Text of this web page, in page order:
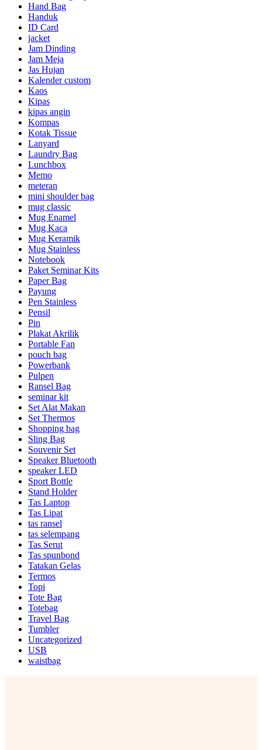
Hand Bag
Handuk
ID Card
jacket
Jam Dinding
Jam Meja
Jas Hujan
Kalender custom
Kaos
Kipas
kipas angin
Kompas
Kotak Tissue
Lanyard
Laundry Bag
Lunchbox
Memo
meteran
mini shoulder bag
mug classic
Mug Enamel
Mug Kaca
Mug Keramik
Mug Stainless
Notebook
Paket Seminar Kits
Paper Bag
Payung
Pen Stainless
Pensil
Pin
Plakat Akrilik
Portable Fan
pouch bag
Powerbank
Pulpen
Ransel Bag
seminar kit
Set Alat Makan
Set Thermos
Shopping bag
Sling Bag
Souvenir Set
Speaker Bluetooth
speaker LED
Sport Bottle
Stand Holder
Tas Laptop
Tas Lipat
tas ransel
tas selempang
Tas Serut
Tas spunbond
Tatakan Gelas
Termos
Topi
Tote Bag
Totebag
Travel Bag
Tumbler
Uncategorized
USB
waistbag